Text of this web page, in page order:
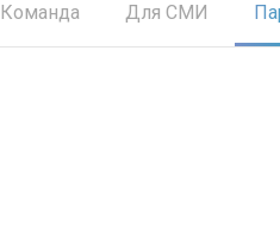
Команда Для СМИ